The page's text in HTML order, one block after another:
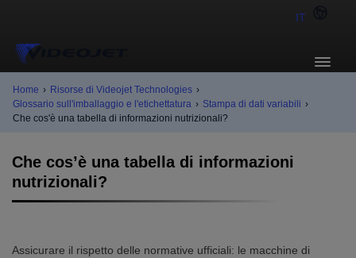
IT
Home › Risorse di Videojet Technologies ›
Glossario sull'imballaggio e l'etichettatura › Stampa di dati variabili ›
Che cos'è una tabella di informazioni nutrizionali?
Che cos’è una tabella di informazioni
nutrizionali?
Assicurare il rispetto delle normative ufficiali: le macchine di